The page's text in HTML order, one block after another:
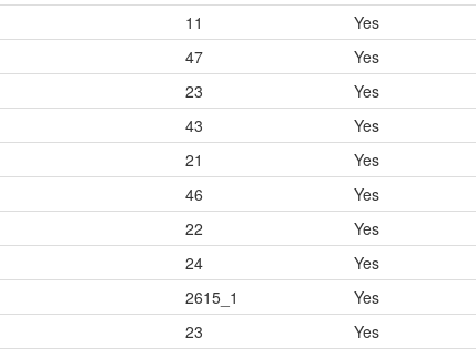
11 Yes
47 Yes
23 Yes
43 Yes
21 Yes
46 Yes
22 Yes
24 Yes
2615_1 Yes
23 Yes